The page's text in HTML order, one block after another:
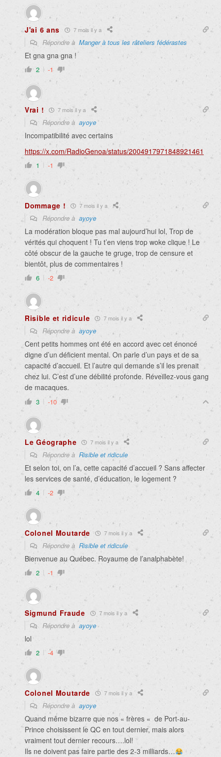
J'ai 6 ans 7 mois il y a
Répondre à Manger à tous les râteliers fédérastes
Et gna gna gna !
2 -1
Vrai ! 7 mois il y a
Répondre à ayoye
Incompatibilité avec certains
https://x.com/RadioGenoa/status/2004917971848921461
1 -1
Dommage ! 7 mois il y a
Répondre à ayoye
La modération bloque pas mal aujourd’hui lol, Trop de
vérités qui choquent ! Tu t’en viens trop woke clique ! Le
côté obscur de la gauche te gruge, trop de censure et
bientôt, plus de commentaires !
6 -2
Risible et ridicule 7 mois il y a
Répondre à ayoye
Cent petits hommes ont été en accord avec cet énoncé
digne d’un déficient mental. On parle d’un pays et de sa
capacité d’accueil. Et l’autre qui demande s’il les prenait
chez lui. C’est d’une débilité profonde. Réveillez-vous gang
de macaques.
3 -10
Le Géographe 7 mois il y a
Répondre à Risible et ridicule
Et selon toi, on l’a, cette capacité d’accueil ? Sans affecter
les services de santé, d’éducation, le logement ?
4 -2
Colonel Moutarde 7 mois il y a
Répondre à Risible et ridicule
Bienvenue au Québec. Royaume de l’analphabète!
2 -1
Sigmund Fraude 7 mois il y a
Répondre à ayoye
lol
2 -4
Colonel Moutarde 7 mois il y a
Répondre à ayoye
Quand même bizarre que nos « frères « de Port-au-
Prince choisissent le QC en tout dernier, mais alors
vraiment tout dernier recours….lol!
Ils ne doivent pas faire partie des 2-3 milliards…